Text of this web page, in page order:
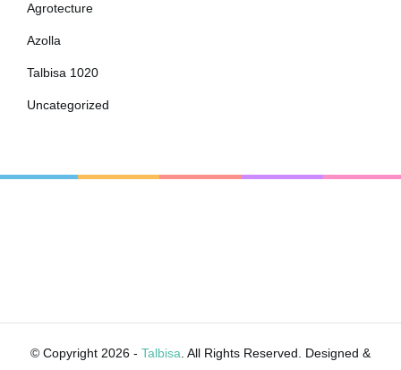
Agrotecture
Azolla
Talbisa 1020
Uncategorized
© Copyright 2026 - Talbisa. All Rights Reserved. Designed &